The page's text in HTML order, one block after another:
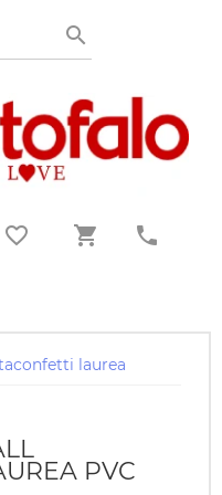
laurea
PVC